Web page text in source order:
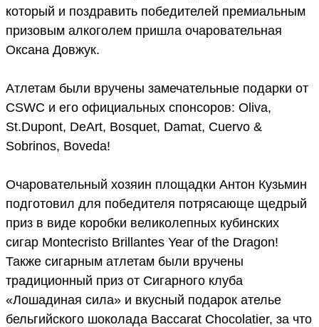
который и поздравить победителей премиальным
призовым алкоголем пришла очаровательная
Оксана Довжук.
Атлетам были вручены замечательные подарки от
CSWC и его официальных спонсоров: Oliva,
St.Dupont, DeArt, Bosquet, Damat, Cuervo &
Sobrinos, Boveda!
Очаровательный хозяин площадки Антон Кузьмин
подготовил для победителя потрясающе щедрый
приз в виде коробки великолепных кубинских
сигар Montecristo Brillantes Year of the Dragon!
Также сигарным атлетам были вручены
традиционный приз от Сигарного клуба
«Лошадиная сила» и вкусный подарок ателье
бельгийского шоколада Baccarat Chocolatier, за что